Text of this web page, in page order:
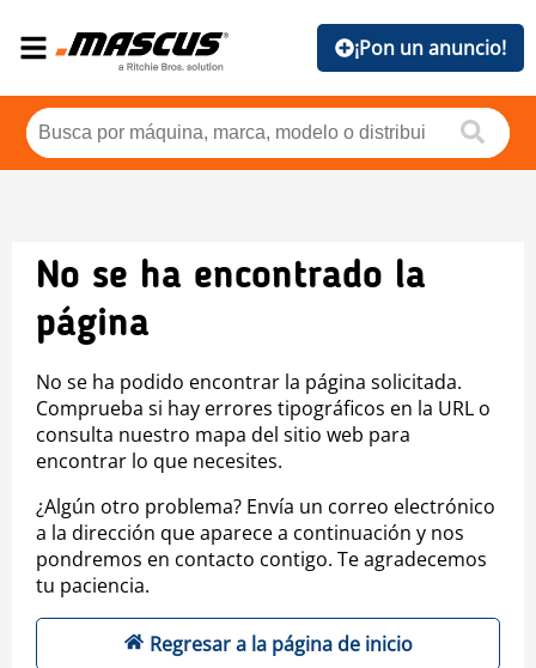
¡Pon un anuncio!
No se ha encontrado la
página
No se ha podido encontrar la página solicitada.
Comprueba si hay errores tipográficos en la URL o
consulta nuestro mapa del sitio web para
encontrar lo que necesites.
¿Algún otro problema? Envía un correo electrónico
a la dirección que aparece a continuación y nos
pondremos en contacto contigo. Te agradecemos
tu paciencia.
Regresar a la página de inicio